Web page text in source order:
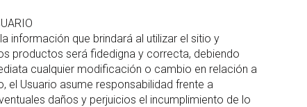
información que brindará al utilizar el sitio y
productos será fidedigna y correcta, debiendo
cualquier modificación o cambio en relación a
el Usuario asume responsabilidad frente a
daños y perjuicios el incumplimiento de lo